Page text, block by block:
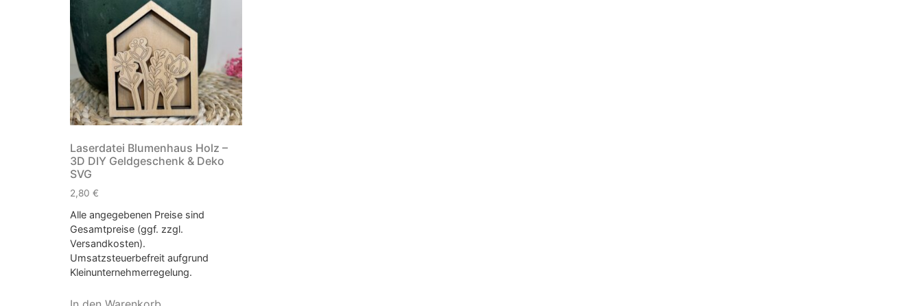
Laserdatei Blumenhaus Holz –
3D DIY Geldgeschenk & Deko
SVG
2,80 €
Alle angegebenen Preise sind
Gesamtpreise (ggf. zzgl.
Versandkosten).
Umsatzsteuerbefreit aufgrund
Kleinunternehmerregelung.